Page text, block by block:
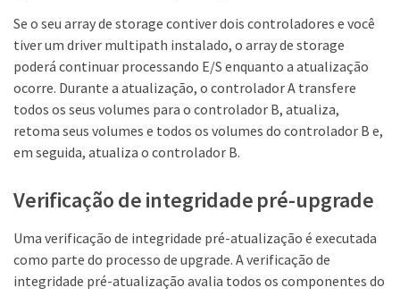
Se o seu array de storage contiver dois controladores e você
tiver um driver multipath instalado, o array de storage
poderá continuar processando E/S enquanto a atualização
ocorre. Durante a atualização, o controlador A transfere
todos os seus volumes para o controlador B, atualiza,
retoma seus volumes e todos os volumes do controlador B e,
em seguida, atualiza o controlador B.
Verificação de integridade pré-upgrade
Uma verificação de integridade pré-atualização é executada
como parte do processo de upgrade. A verificação de
integridade pré-atualização avalia todos os componentes do